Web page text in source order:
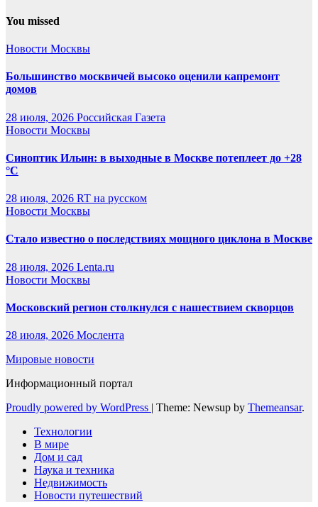
You missed
Новости Москвы
Большинство москвичей высоко оценили капремонт
домов
28 июля, 2026 Российская Газета
Новости Москвы
Синоптик Ильин: в выходные в Москве потеплеет до +28
°C
28 июля, 2026 RT на русском
Новости Москвы
Стало известно о последствиях мощного циклона в Москве
28 июля, 2026 Lenta.ru
Новости Москвы
Московский регион столкнулся с нашествием скворцов
28 июля, 2026 Мослента
Мировые новости
Информационный портал
Proudly powered by WordPress | Theme: Newsup by Themeansar.
Технологии
В мире
Дом и сад
Наука и техника
Недвижимость
Новости путешествий